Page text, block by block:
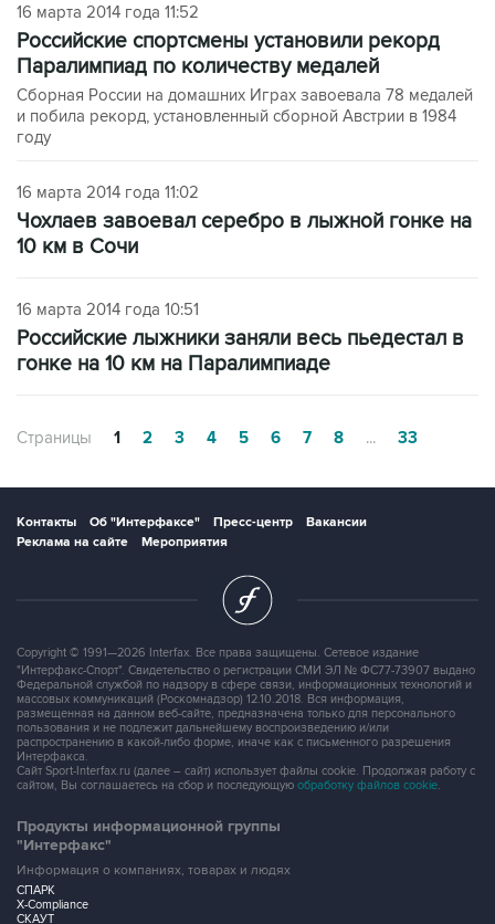
16 марта 2014 года 11:52
Российские спортсмены установили рекорд
Паралимпиад по количеству медалей
Сборная России на домашних Играх завоевала 78 медалей
и побила рекорд, установленный сборной Австрии в 1984
году
16 марта 2014 года 11:02
Чохлаев завоевал серебро в лыжной гонке на
10 км в Сочи
16 марта 2014 года 10:51
Российские лыжники заняли весь пьедестал в
гонке на 10 км на Паралимпиаде
Страницы 1 2 3 4 5 6 7 8 ... 33
Контакты Об "Интерфаксе" Пресс-центр
Вакансии
Реклама на сайте
Мероприятия
Copyright © 1991—2026 Interfax. Все права защищены. Сетевое издание
"Интерфакс-Спорт". Свидетельство о регистрации СМИ ЭЛ № ФС77-73907 выдано
Федеральной службой по надзору в сфере связи, информационных технологий и
массовых коммуникаций (Роскомнадзор) 12.10.2018. Вся информация,
размещенная на данном веб-сайте, предназначена только для персонального
пользования и не подлежит дальнейшему воспроизведению и/или
распространению в какой-либо форме, иначе как с письменного разрешения
Интерфакса.
Сайт Sport-Interfax.ru (далее – сайт) использует файлы cookie. Продолжая работу с
сайтом, Вы соглашаетесь на сбор и последующую обработку файлов cookie
Продукты информационной группы
"Интерфакс"
Информация о компаниях, товарах и людях
СПАРК
X-Compliance
СКАУТ